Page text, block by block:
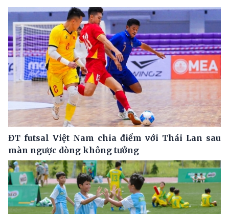
ĐT futsal Việt Nam chia điểm với Thái Lan sau
màn ngược dòng không tưởng